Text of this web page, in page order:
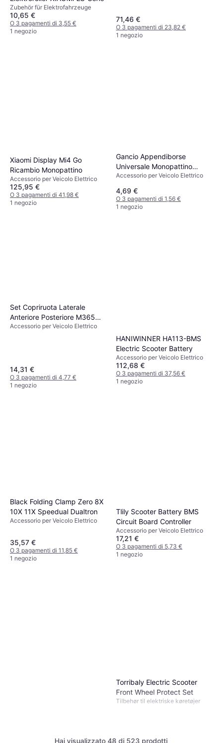
Zubehör für Elektrofahrzeuge
10,65 €
O 3 pagamenti di 3,55 €
1 negozio
71,46 €
O 3 pagamenti di 23,82 €
1 negozio
Xiaomi Display Mi4 Go
Ricambio Monopattino
Accessorio per Veicolo Elettrico
125,95 €
O 3 pagamenti di 41,98 €
1 negozio
Gancio Appendiborse
Universale Monopattino
Xiaomi M365 M187 Pro
Accessorio per Veicolo Elettrico
4,69 €
O 3 pagamenti di 1,56 €
1 negozio
Set Copriruota Laterale
Anteriore Posteriore M365
Nero
Accessorio per Veicolo Elettrico
14,31 €
O 3 pagamenti di 4,77 €
1 negozio
HANIWINNER HA113-BMS
Electric Scooter Battery
Accessorio per Veicolo Elettrico
112,68 €
O 3 pagamenti di 37,56 €
1 negozio
Black Folding Clamp Zero 8X
10X 11X Speedual Dualtron
Accessorio per Veicolo Elettrico
35,57 €
O 3 pagamenti di 11,85 €
1 negozio
Tlily Scooter Battery BMS
Circuit Board Controller
Accessorio per Veicolo Elettrico
17,21 €
O 3 pagamenti di 5,73 €
1 negozio
Torribaly Electric Scooter
Front Wheel Protect Set
Tilbehør til elektriske køretøjer
Hai visualizzato 48 di 523 prodotti